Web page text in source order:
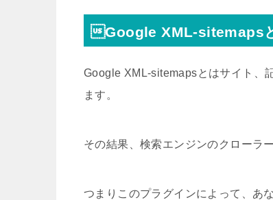
Google XML-sitemaps
Google XML-sitemapsとはサイト、
ます。
その結果、検索エンジンのクローラ
つまりこのプラグインによって、あ